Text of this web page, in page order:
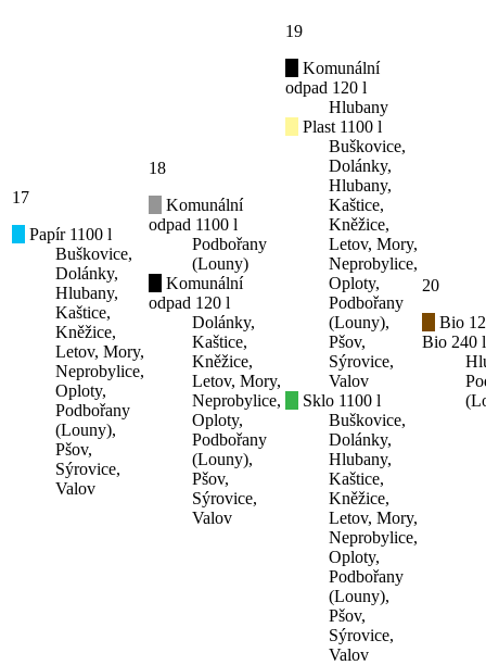
17
Papír 1100 l
Buškovice,
Dolánky,
Hlubany,
Kaštice,
Kněžice,
Letov, Mory,
Neprobylice,
Oploty,
Podbořany
(Louny),
Pšov,
Sýrovice,
Valov
18
Komunální
odpad 1100 l
Podbořany
(Louny)
Komunální
odpad 120 l
Dolánky,
Kaštice,
Kněžice,
Letov, Mory,
Neprobylice,
Oploty,
Podbořany
(Louny),
Pšov,
Sýrovice,
Valov
19
Komunální
odpad 120 l
Hlubany
Plast 1100 l
Buškovice,
Dolánky,
Hlubany,
Kaštice,
Kněžice,
Letov, Mory,
Neprobylice,
Oploty,
Podbořany
(Louny),
Pšov,
Sýrovice,
Valov
Sklo 1100 l
Buškovice,
Dolánky,
Hlubany,
Kaštice,
Kněžice,
Letov, Mory,
Neprobylice,
Oploty,
Podbořany
(Louny),
Pšov,
Sýrovice,
Valov
20
Bio
Bio 240 l